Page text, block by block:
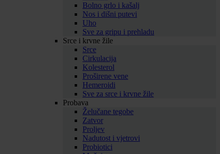
Bolno grlo i kašalj
Nos i dišni putevi
Uho
Sve za gripu i prehladu
Srce i krvne žile
Srce
Cirkulacija
Kolesterol
Proširene vene
Hemeroidi
Sve za srce i krvne žile
Probava
Želučane tegobe
Zatvor
Proljev
Nadutost i vjetrovi
Probiotici